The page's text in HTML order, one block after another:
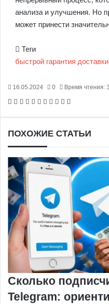
анализа и улучшения. Но
может принести
Теги
быстрой гарантия доставки
16.05.2024 0 Время чтения:
Facebook
X Pinterest
Вконтакте
Одноклассники
Messenger
Messenger
WhatsApp
Telegram
Viber
ПОХОЖИЕ СТАТЬИ
Сколько
Telegram: